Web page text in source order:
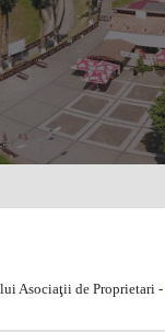
Asociaţii de Proprietari -